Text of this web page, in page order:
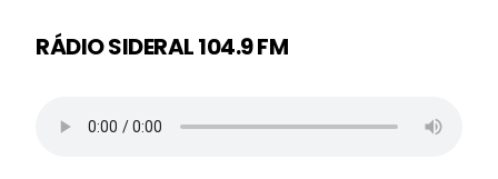
RÁDIO SIDERAL 104.9 FM